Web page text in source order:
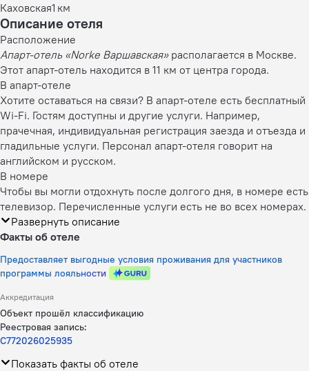
Каховская1 км
Описание отеля
Расположение
Апарт-отель «Norke Варшавская»располагается в Москве.
Этот апарт-отель находится в 11 км от центра города.
В апарт-отеле
Хотите оставаться на связи? В апарт-отеле есть бесплатный
Wi-Fi. Гостям доступны и другие услуги. Например,
прачечная, индивидуальная регистрация заезда и отъезда и
гладильные услуги. Персонал апарт-отеля говорит на
английском и русском.
В номере
Чтобы вы могли отдохнуть после долгого дня, в номере есть
телевизор. Перечисленные услуги есть не во всех номерах.
Развернуть описание
Факты об отеле
Предоставляет выгодные условия проживания для участников
программы лояльности
Аккредитация
Объект прошёл классификацию
Реестровая запись:
С772026025935
Показать факты об отеле